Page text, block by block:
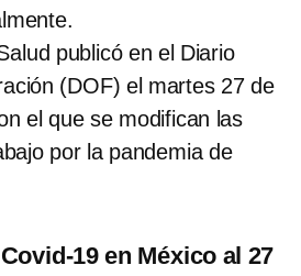
publicó en el Diario
(DOF) el martes 27 de
el que se modifican las
por la pandemia de
19 en México al 27